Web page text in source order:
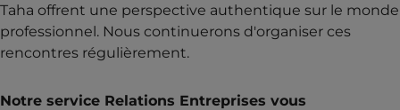
Taha offrent une perspective authentique sur le monde
professionnel. Nous continuerons d'organiser ces
rencontres régulièrement.
Notre service Relations Entreprises vous